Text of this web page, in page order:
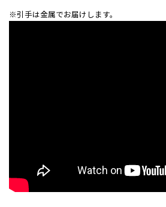
※引手は金属でお届けします。